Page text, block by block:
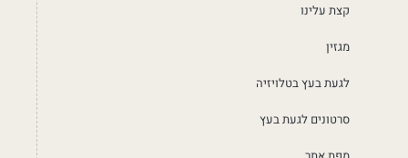
קצת עלינו
מגזין
לגעת בעץ בטלויזיה
סרטונים לגעת בעץ